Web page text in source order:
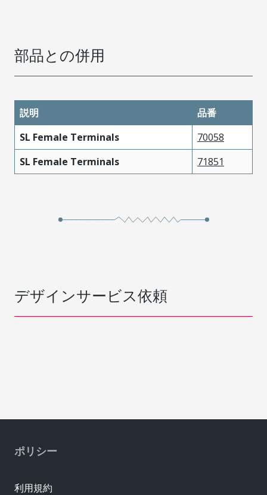
部品との併用
説明
品番
SL Female Terminals
70058
SL Female Terminals
71851
デザインサービス依頼
ポリシー
利用規約